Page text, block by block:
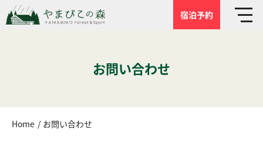
宿泊予約
お問い合わせ
Home お問い合わせ